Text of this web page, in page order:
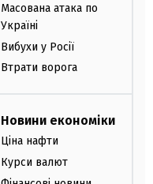
Масована атака по
Україні
Вибухи у Росії
Втрати ворога
Новини економіки
Ціна нафти
Курси валют